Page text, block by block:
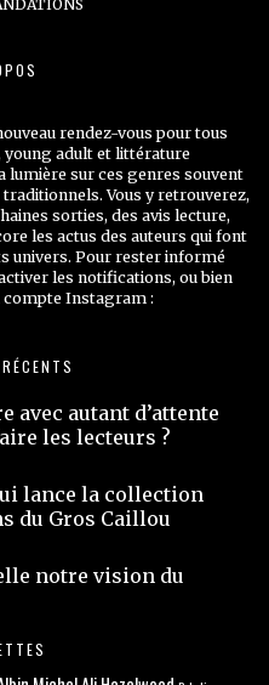
rendez-vous pour tous
young adult et littérature
lumière sur ces genres souvent
Vous y retrouverez,
sorties, des avis lecture,
les actus des auteurs qui font
univers. Pour rester informé
les notifications, ou bien
Instagram :
avec autant d’attente
les lecteurs ?
lance la collection
du Gros Caillou
notre vision du